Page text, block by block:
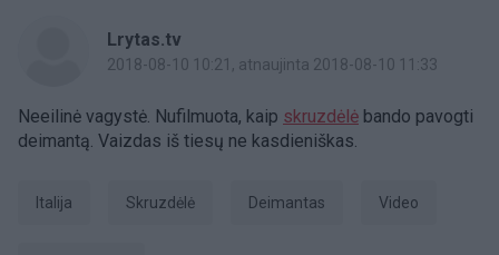
Lrytas.tv
2018-08-10 10:21 , atnaujinta 2018-08-10 11:33
Neeilinė vagystė. Nufilmuota, kaip skruzdėlė bando pavogti
deimantą. Vaizdas iš tiesų ne kasdieniškas.
Italija skruzdėlė deimantas Video